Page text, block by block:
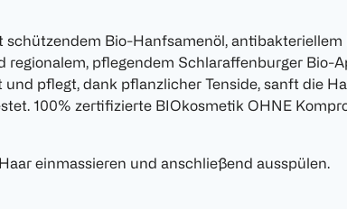
schützendem Bio-Hanfsamenöl, antibakteriellem
regionalem, pflegendem Schlaraffenburger Bio-
und pflegt, dank pflanzlicher Tenside, sanft die
100% zertifizierte BIOkosmetik OHNE
einmassieren und anschließend ausspülen.